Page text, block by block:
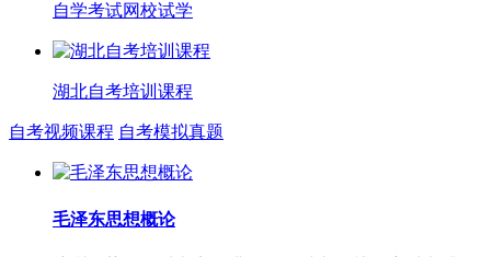
自学考试网校试学
湖北自考培训课程
自考视频课程 自考模拟真题
毛泽东思想概论